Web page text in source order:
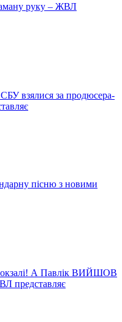
руку – ЖВЛ
взялися за продюсера-
пісню з новими
А Павлік ВИЙШОВ
представляє